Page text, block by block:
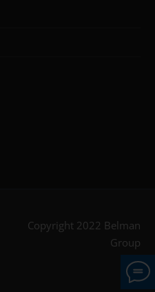
Copyright 2022 Belman
Group